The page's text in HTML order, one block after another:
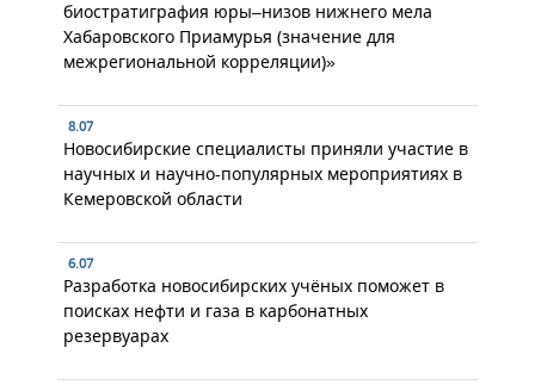
биостратиграфия юры–низов нижнего мела
Хабаровского Приамурья (значение для
межрегиональной корреляции)»
8.07
Новосибирские специалисты приняли участие в
научных и научно-популярных мероприятиях в
Кемеровской области
6.07
Разработка новосибирских учёных поможет в
поисках нефти и газа в карбонатных
резервуарах